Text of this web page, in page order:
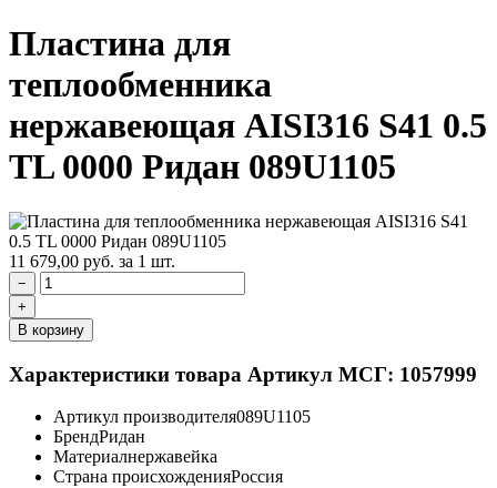
Пластина для
теплообменника
нержавеющая AISI316 S41 0.5
TL 0000 Ридан 089U1105
11 679,00 руб. за 1 шт.
−
+
В корзину
Характеристики товара Артикул МСГ: 1057999
Артикул производителя089U1105
БрендРидан
Материалнержавейка
Страна происхожденияРоссия